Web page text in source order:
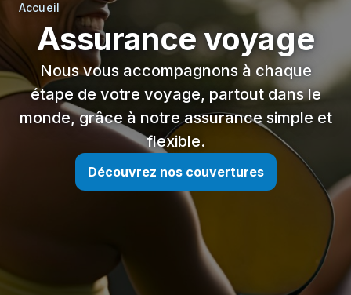
Accueil
Assurance voyage
Nous vous accompagnons à chaque
étape de votre voyage, partout dans le
monde, grâce à notre assurance simple et
flexible.
Découvrez nos couvertures